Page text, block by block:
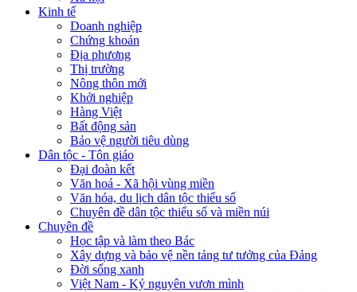
Kinh tế
Doanh nghiệp
Chứng khoán
Địa phương
Thị trường
Nông thôn mới
Khởi nghiệp
Hàng Việt
Bất động sản
Bảo vệ người tiêu dùng
Dân tộc - Tôn giáo
Đại đoàn kết
Văn hoá - Xã hội vùng miền
Văn hóa, du lịch dân tộc thiểu số
Chuyên đề dân tộc thiểu số và miền núi
Chuyên đề
Học tập và làm theo Bác
Xây dựng và bảo vệ nền tảng tư tưởng của Đảng
Đời sống xanh
Việt Nam - Kỷ nguyên vươn mình